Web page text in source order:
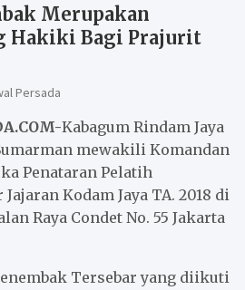
Merupakan
Hakiki Bagi Prajurit
Persada
Kabagum Rindam Jaya
mewakili Komandan
Penataran Pelatih
Kodam Jaya TA. 2018 di
Raya Condet No. 55 Jakarta
Tersebar yang diikuti